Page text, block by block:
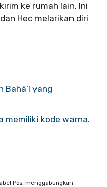
ke rumah lain. Ini
Hec melarikan diri
Bahá’í yang
memiliki kode warna.
Pos, menggabungkan